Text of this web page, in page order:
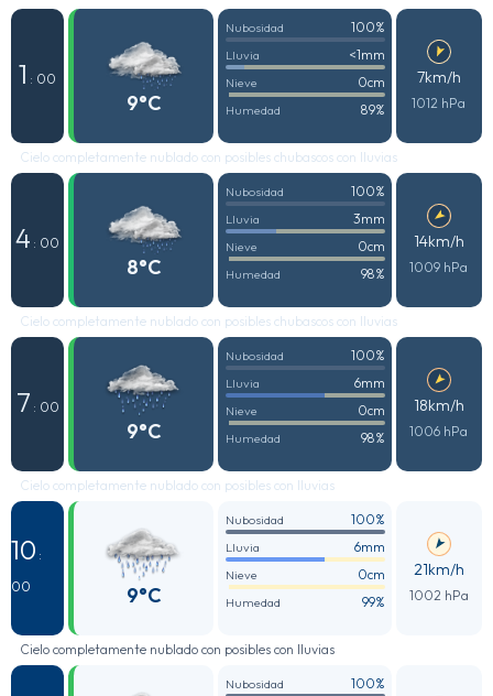
1 : 00
9°C
Nubosidad 100%
Lluvia <1mm
Nieve 0cm
Humedad 89%
7km/h
1012 hPa
Cielo completamente nublado con posibles chubascos con lluvias
4 : 00
8°C
Nubosidad 100%
Lluvia 3mm
Nieve 0cm
Humedad 98%
14km/h
1009 hPa
Cielo completamente nublado con posibles chubascos con lluvias
7 : 00
9°C
Nubosidad 100%
Lluvia 6mm
Nieve 0cm
Humedad 98%
18km/h
1006 hPa
Cielo completamente nublado con posibles con lluvias
10 :
00
9°C
Nubosidad 100%
Lluvia 6mm
Nieve 0cm
Humedad 99%
21km/h
1002 hPa
Cielo completamente nublado con posibles con lluvias
Nubosidad 100%